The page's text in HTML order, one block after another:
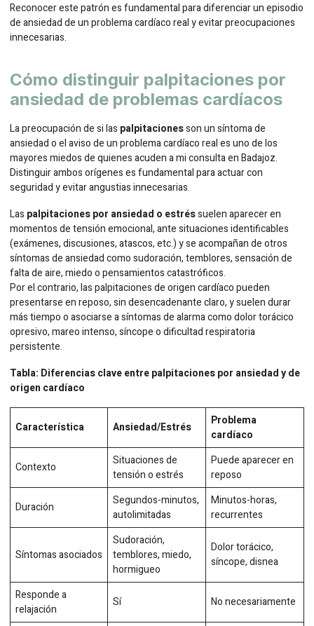
Reconocer este patrón es fundamental para diferenciar un episodio
de ansiedad de un problema cardíaco real y evitar preocupaciones
innecesarias.
Cómo distinguir palpitaciones por
ansiedad de problemas cardíacos
La preocupación de si las palpitacionesson un síntoma de
ansiedad o el aviso de un problema cardíaco real es uno de los
mayores miedos de quienes acuden a mi consulta en Badajoz.
Distinguir ambos orígenes es fundamental para actuar con
seguridad y evitar angustias innecesarias.
Las palpitaciones por ansiedad o estréssuelen aparecer en
momentos de tensión emocional, ante situaciones identificables
(exámenes, discusiones, atascos, etc.) y se acompañan de otros
síntomas de ansiedad como sudoración, temblores, sensación de
falta de aire, miedo o pensamientos catastróficos.
Por el contrario, las palpitaciones de origen cardíaco pueden
presentarse en reposo, sin desencadenante claro, y suelen durar
más tiempo o asociarse a síntomas de alarma como dolor torácico
opresivo, mareo intenso, síncope o dificultad respiratoria
persistente.
Tabla: Diferencias clave entre palpitaciones por ansiedad y de
origen cardíaco
Característica Ansiedad/Estrés
Problema
cardíaco
Contexto
Situaciones de
tensión o estrés
Puede aparecer en
reposo
Duración
Segundos-minutos,
autolimitadas
Minutos-horas,
recurrentes
Síntomas asociados
Sudoración,
temblores, miedo,
hormigueo
Dolor torácico,
síncope, disnea
Responde a
relajación
Sí No necesariamente